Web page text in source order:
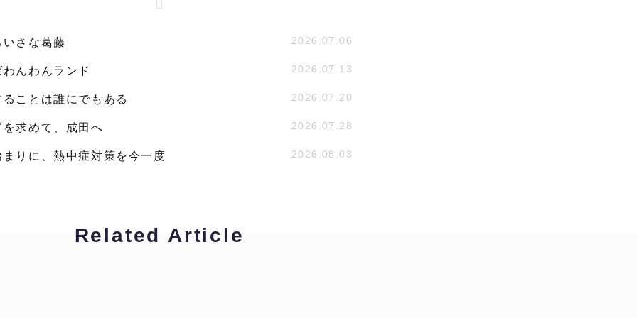
いさな葛藤 2026.07.06
んわんランド 2026.07.13
ることは誰にでもある 2026.07.20
を求めて、成田へ 2026.07.28
まりに、熱中症対策を今一度 2026.08.03
Related Article